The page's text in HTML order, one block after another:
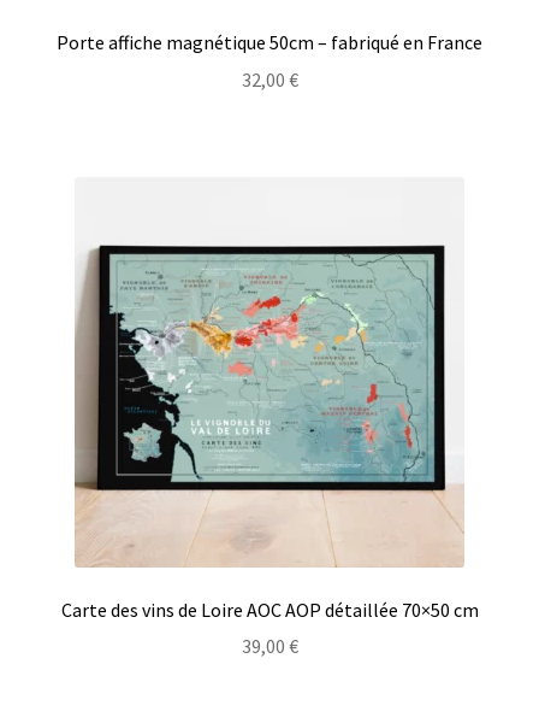
Porte affiche magnétique 50cm – fabriqué en France
32,00 €
Carte des vins de Loire AOC AOP détaillée 70×50 cm
39,00 €